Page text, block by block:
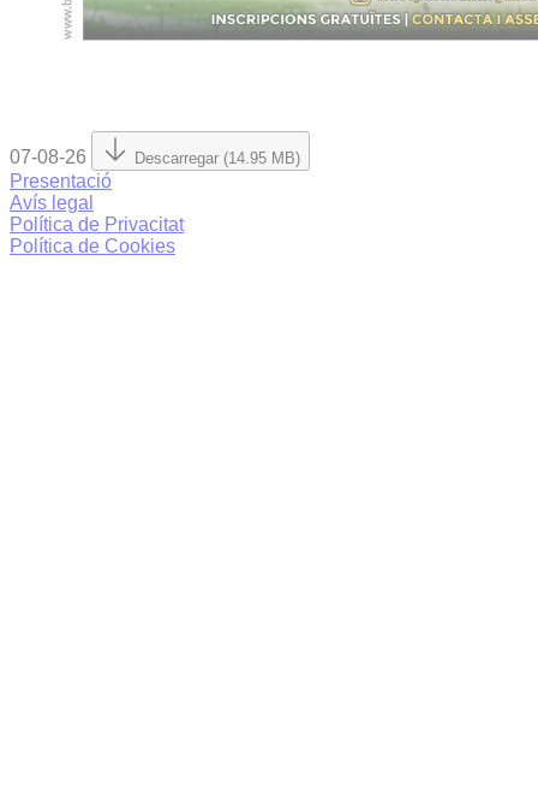
07-08-26 Descarregar (14.95 MB)
Presentació
Avís legal
Política de Privacitat
Política de Cookies